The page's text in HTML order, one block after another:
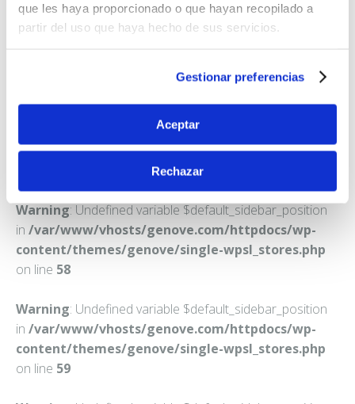
que les haya proporcionado o que hayan recopilado a
partir del uso que haya hecho de sus servicios.
Gestionar preferencias
Aceptar
Rechazar
FARMACIA CB EL CARMELO
C. FELIX RDGUEZ DE LA FUENTE, 23
Warning: Undefined variable $default_sidebar_position
in /var/www/vhosts/genove.com/httpdocs/wp-
content/themes/genove/single-wpsl_stores.php
on line 58
Warning: Undefined variable $default_sidebar_position
in /var/www/vhosts/genove.com/httpdocs/wp-
content/themes/genove/single-wpsl_stores.php
on line 59